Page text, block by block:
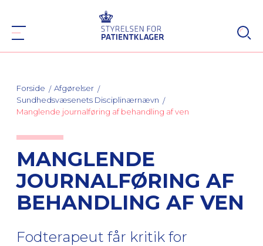
Forside
Afgørelser
Sundhedsvæsenets Disciplinærnævn
Manglende journalføring af behandling af ven
MANGLENDE
JOURNALFØRING AF
BEHANDLING AF VEN
Fodterapeut får kritik for